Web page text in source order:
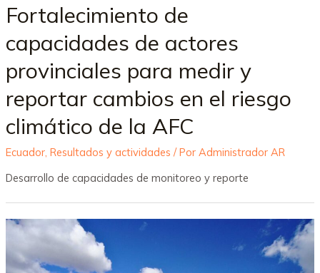
Fortalecimiento de
capacidades de actores
provinciales para medir y
reportar cambios en el riesgo
climático de la AFC
Ecuador, Resultados y actividades / Por Administrador AR
Desarrollo de capacidades de monitoreo y reporte